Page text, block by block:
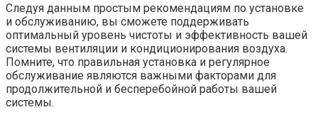
Следуя данным простым рекомендациям по установке
и обслуживанию, вы сможете поддерживать
оптимальный уровень чистоты и эффективность вашей
системы вентиляции и кондиционирования воздуха.
Помните, что правильная установка и регулярное
обслуживание являются важными факторами для
продолжительной и бесперебойной работы вашей
системы.